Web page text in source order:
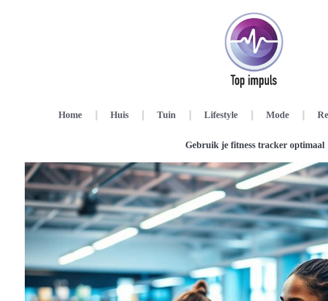
Home Huis Tuin Lifestyle Mode
Gebruik je fitness tracker optimaal